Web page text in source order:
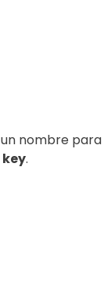
nombre
.